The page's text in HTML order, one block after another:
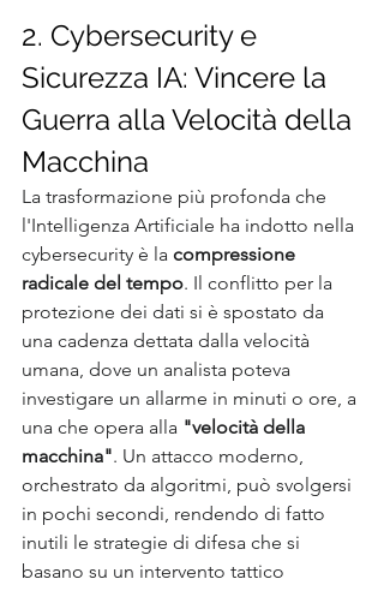
2. Cybersecurity e
Sicurezza IA: Vincere la
Guerra alla Velocità della
Macchina
La trasformazione più profonda che
l'Intelligenza Artificiale ha indotto nella
cybersecurity è la compressione
radicale del tempo. Il conflitto per la
protezione dei dati si è spostato da
una cadenza dettata dalla velocità
umana, dove un analista poteva
investigare un allarme in minuti o ore, a
una che opera alla "velocità della
macchina". Un attacco moderno,
orchestrato da algoritmi, può svolgersi
in pochi secondi, rendendo di fatto
inutili le strategie di difesa che si
basano su un intervento tattico